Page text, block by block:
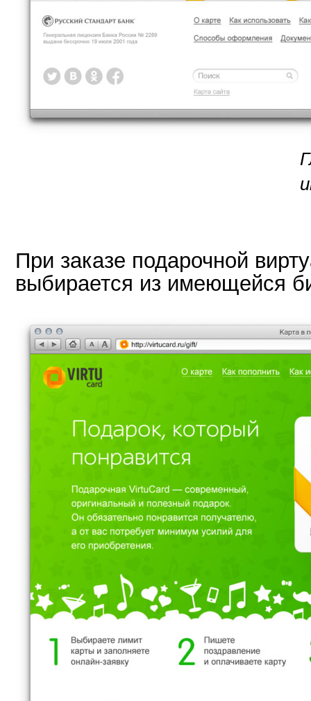
При заказе подарочной
выбирается из имеющейся